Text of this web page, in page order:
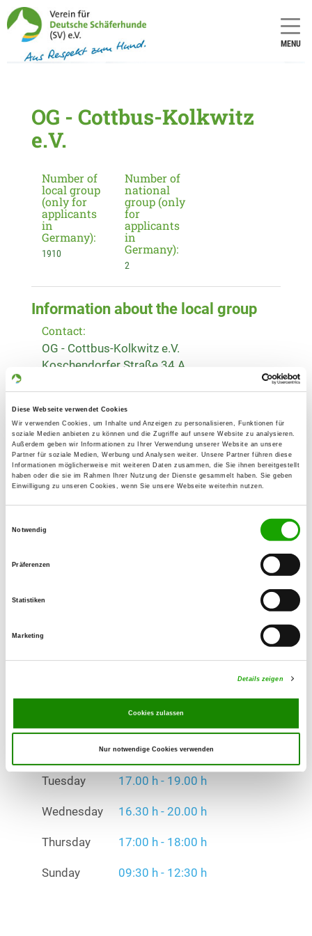
Diese Webseite verwendet Cookies
Wir verwenden Cookies, um Inhalte und Anzeigen zu personalisieren, Funktionen für
soziale Medien anbieten zu können und die Zugriffe auf unsere Website zu analysieren.
Außerdem geben wir Informationen zu Ihrer Verwendung unserer Website an unsere
Partner für soziale Medien, Werbung und Analysen weiter. Unsere Partner führen diese
Informationen möglicherweise mit weiteren Daten zusammen, die Sie ihnen bereitgestellt
haben oder die sie im Rahmen Ihrer Nutzung der Dienste gesammelt haben. Sie geben
Einwilligung zu unseren Cookies, wenn Sie unsere Webseite weiterhin nutzen.
Notwendig
Präferenzen
Statistiken
Marketing
Details zeigen
Cookies zulassen
Nur notwendige Cookies verwenden
MENU
OG - Cottbus-Kolkwitz
e.V.
Number of
local group
(only for
applicants
in
Germany):
1910
Number of
national
group (only
for
applicants
in
Germany):
2
Information about the local group
Contact:
OG - Cottbus-Kolkwitz e.V.
Koschendorfer Straße 34 A
Training ground:
Koschendorfer Straße 34 A
03099 Kolkwitz
E-Mail:
koselmuehledalmatiner@gmx.de
Homepage:
www.Hundesportverein-Kolkwitz.com
Tuesday
Sunday 09:30 h - 12:30 h
Exercise times in winter:
Tuesday 17.00 h - 19.00 h
Wednesday 16.30 h - 20.00 h
Thursday 17:00 h - 18:00 h
Sunday 09:30 h - 12:30 h